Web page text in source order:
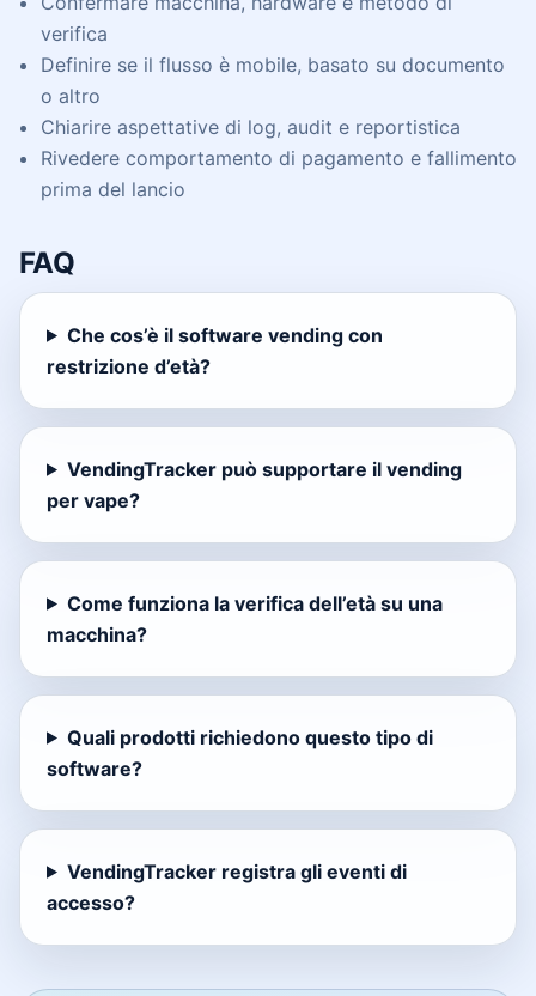
verifica
Definire se il flusso è mobile, basato su documento
o altro
Chiarire aspettative di log, audit e reportistica
Rivedere comportamento di pagamento e fallimento
prima del lancio
FAQ
Che cos’è il software vending con
restrizione d’età?
VendingTracker può supportare il vending
per vape?
Come funziona la verifica dell’età su una
macchina?
Quali prodotti richiedono questo tipo di
software?
VendingTracker registra gli eventi di
accesso?